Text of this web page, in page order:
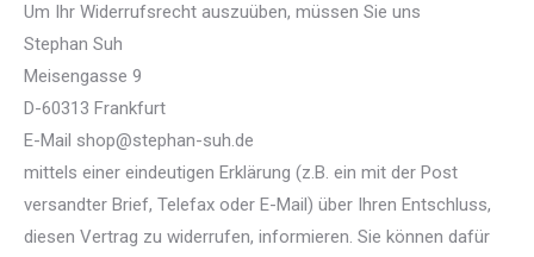
Um Ihr Widerrufsrecht auszuüben, müssen Sie uns
Stephan Suh
Meisengasse 9
D-60313 Frankfurt
E-Mail shop@stephan-suh.de
mittels einer eindeutigen Erklärung (z.B. ein mit der Post
versandter Brief, Telefax oder E-Mail) über Ihren Entschluss,
diesen Vertrag zu widerrufen, informieren. Sie können dafür